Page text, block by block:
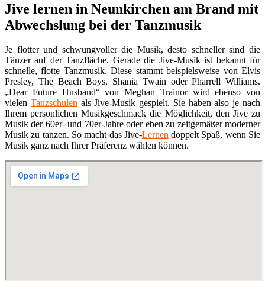
Jive lernen in Neunkirchen am Brand mit
Abwechslung bei der Tanzmusik
Je flotter und schwungvoller die Musik, desto schneller sind die
Tänzer auf der Tanzfläche. Gerade die Jive-Musik ist bekannt für
schnelle, flotte Tanzmusik. Diese stammt beispielsweise von Elvis
Presley, The Beach Boys, Shania Twain oder Pharrell Williams.
„Dear Future Husband“ von Meghan Trainor wird ebenso von
vielen Tanzschulenals Jive-Musik gespielt. Sie haben also je nach
Ihrem persönlichen Musikgeschmack die Möglichkeit, den Jive zu
Musik der 60er- und 70er-Jahre oder eben zu zeitgemäßer moderner
Musik zu tanzen. So macht das Jive-Lernendoppelt Spaß, wenn Sie
Musik ganz nach Ihrer Präferenz wählen können.